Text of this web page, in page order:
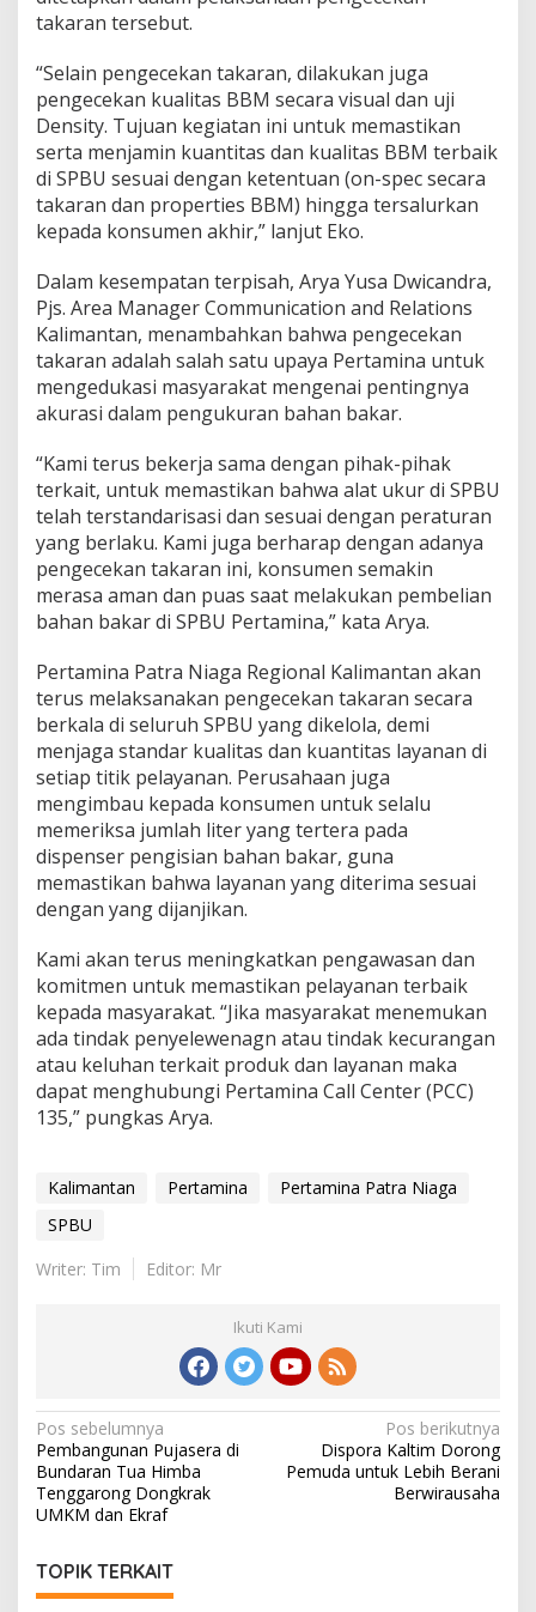
takaran tersebut.
“Selain pengecekan takaran, dilakukan juga
pengecekan kualitas BBM secara visual dan uji
Density. Tujuan kegiatan ini untuk memastikan
serta menjamin kuantitas dan kualitas BBM terbaik
di SPBU sesuai dengan ketentuan (on-spec secara
takaran dan properties BBM) hingga tersalurkan
kepada konsumen akhir,” lanjut Eko.
Dalam kesempatan terpisah, Arya Yusa Dwicandra,
Pjs. Area Manager Communication and Relations
Kalimantan, menambahkan bahwa pengecekan
takaran adalah salah satu upaya Pertamina untuk
mengedukasi masyarakat mengenai pentingnya
akurasi dalam pengukuran bahan bakar.
“Kami terus bekerja sama dengan pihak-pihak
terkait, untuk memastikan bahwa alat ukur di SPBU
telah terstandarisasi dan sesuai dengan peraturan
yang berlaku. Kami juga berharap dengan adanya
pengecekan takaran ini, konsumen semakin
merasa aman dan puas saat melakukan pembelian
bahan bakar di SPBU Pertamina,” kata Arya.
Pertamina Patra Niaga Regional Kalimantan akan
terus melaksanakan pengecekan takaran secara
berkala di seluruh SPBU yang dikelola, demi
menjaga standar kualitas dan kuantitas layanan di
setiap titik pelayanan. Perusahaan juga
mengimbau kepada konsumen untuk selalu
memeriksa jumlah liter yang tertera pada
dispenser pengisian bahan bakar, guna
memastikan bahwa layanan yang diterima sesuai
dengan yang dijanjikan.
Kami akan terus meningkatkan pengawasan dan
komitmen untuk memastikan pelayanan terbaik
kepada masyarakat. “Jika masyarakat menemukan
ada tindak penyelewenagn atau tindak kecurangan
atau keluhan terkait produk dan layanan maka
dapat menghubungi Pertamina Call Center (PCC)
135,” pungkas Arya.
Kalimantan Pertamina
Pertamina Patra Niaga
SPBU
Writer: Tim
Editor: Mr
Ikuti Kami
Navigasi
pos
Pos sebelumnya
Pembangunan Pujasera di
Bundaran Tua Himba
Tenggarong Dongkrak
UMKM dan Ekraf
Pos berikutnya
Dispora Kaltim Dorong
Pemuda untuk Lebih Berani
Berwirausaha
TOPIK TERKAIT